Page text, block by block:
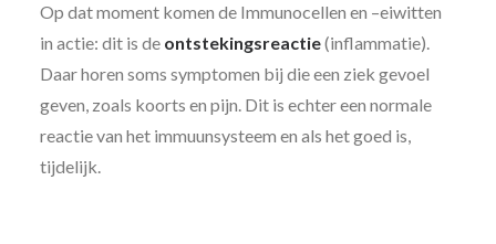
Op dat moment komen de Immunocellen en –eiwitten
in actie: dit is de ontstekingsreactie(inflammatie).
Daar horen soms symptomen bij die een ziek gevoel
geven, zoals koorts en pijn. Dit is echter een normale
reactie van het immuunsysteem en als het goed is,
tijdelijk.